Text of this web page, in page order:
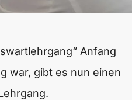
Anfang
war, gibt es nun einen